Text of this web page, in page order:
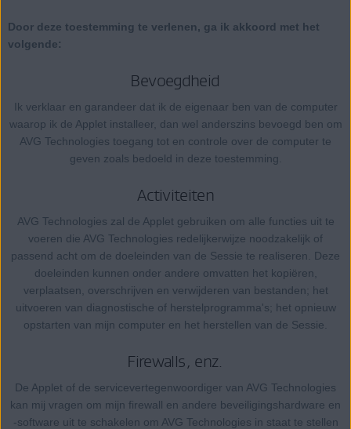
Door deze toestemming te verlenen, ga ik akkoord met het
volgende:
Bevoegdheid
Ik verklaar en garandeer dat ik de eigenaar ben van de computer
waarop ik de Applet installeer, dan wel anderszins bevoegd ben om
AVG Technologies toegang tot en controle over de computer te
geven zoals bedoeld in deze toestemming.
Activiteiten
AVG Technologies zal de Applet gebruiken om alle functies uit te
voeren die AVG Technologies redelijkerwijze noodzakelijk of
passend acht om de doeleinden van de Sessie te realiseren. Deze
doeleinden kunnen onder andere omvatten het kopiëren,
verplaatsen, overschrijven en verwijderen van bestanden; het
uitvoeren van diagnostische of herstelprogramma's; het opnieuw
opstarten van mijn computer en het herstellen van de Sessie.
Firewalls, enz.
De Applet of de servicevertegenwoordiger van AVG Technologies
kan mij vragen om mijn firewall en andere beveiligingshardware en
-software uit te schakelen om AVG Technologies in staat te stellen